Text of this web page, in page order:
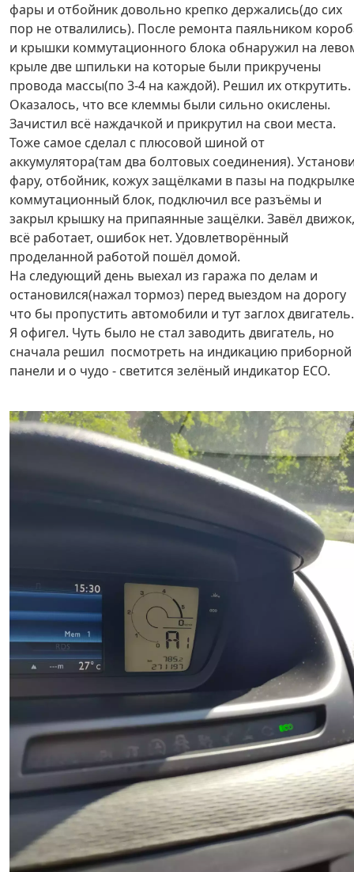
фары и отбойник довольно крепко держались(до сих
пор не отвалились). После ремонта паяльником
и крышки коммутационного блока обнаружил на
крыле две шпильки на которые были прикручены
провода массы(по 3-4 на каждой). Решил их открутить.
Оказалось, что все клеммы были сильно окислены.
Зачистил всё наждачкой и прикрутил на свои места.
Тоже самое сделал с плюсовой шиной от
аккумулятора(там два болтовых соединения).
фару, отбойник, кожух защёлками в пазы на
коммутационный блок, подключил все разъёмы и
закрыл крышку на припаянные защёлки. Завёл движок,
всё работает, ошибок нет. Удовлетворённый
проделанной работой пошёл домой.
На следующий день выехал из гаража по делам и
остановился(нажал тормоз) перед выездом на дорогу
что бы пропустить автомобили и тут заглох двигатель.
Я офигел. Чуть было не стал заводить двигатель, но
сначала решил посмотреть на индикацию приборной
панели и о чудо - светится зелёный индикатор ECO.